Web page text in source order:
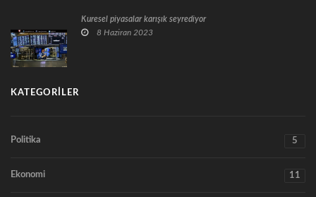
Küresel piyasalar karışık seyrediyor
8 Haziran 2023
KATEGORILER
Politika 5
Ekonomi 11